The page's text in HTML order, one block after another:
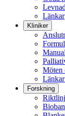
Länkar
Kliniker
Möten
Forskning